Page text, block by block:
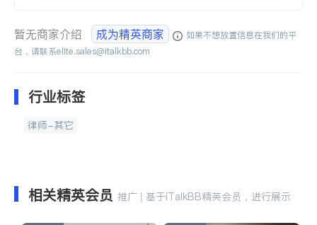
暂无商家介绍 成为精英商家
如果不想放置信息在我们的平
台，请联系elite.sales@italkbb.com
行业标签
律师-其它
相关精英会员 推广 | 基于iTalkBB精英会员，进行展示